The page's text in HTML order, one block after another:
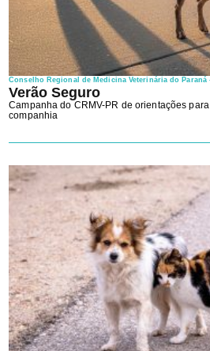
Conselho Regional de Medicina Veterinária do Paraná
Verão Seguro
Campanha do CRMV-PR de orientações
companhia